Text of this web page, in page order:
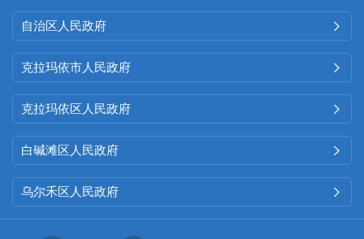
自治区人民政府 
克拉玛依市人民政府 
克拉玛依区人民政府 
白碱滩区人民政府 
乌尔禾区人民政府 